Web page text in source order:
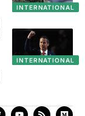
INTERNATIONAL
INTERNATIONAL